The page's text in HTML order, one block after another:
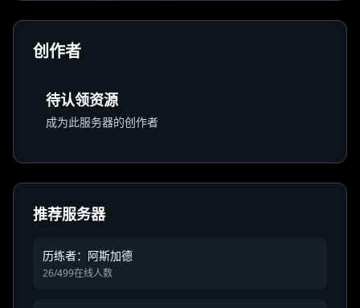
创作者
待认领资源
成为此服务器的创作者
推荐服务器
历练者：阿斯加德
26/499在线人数